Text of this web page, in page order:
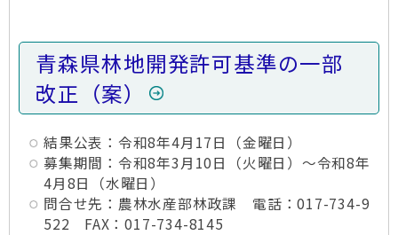
青森県林地開発許可基準の一部
改正（案）
結果公表：令和8年4月17日（金曜日）
募集期間：令和8年3月10日（火曜日）～令和8年
4月8日（水曜日）
問合せ先：農林水産部林政課 電話：017-734-9
522 FAX：017-734-8145